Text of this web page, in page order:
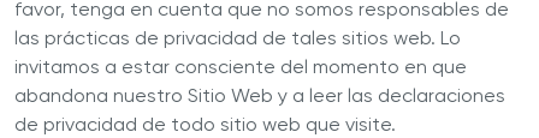
favor, tenga en cuenta que no somos responsables de
las prácticas de privacidad de tales sitios web. Lo
invitamos a estar consciente del momento en que
abandona nuestro Sitio Web y a leer las declaraciones
de privacidad de todo sitio web que visite.